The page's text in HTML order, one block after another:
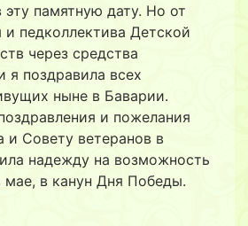
памятную дату. Но от
педколлектива Детской
через средства
я поздравила всех
ныне в Баварии.
и пожелания
и Совету ветеранов в
надежду на возможность
мае, в канун Дня Победы.